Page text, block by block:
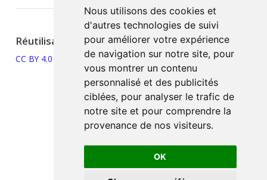
Nous utilisons des cookies et
d'autres technologies de suivi
pour améliorer votre expérience
de navigation sur notre site, pour
vous montrer un contenu
personnalisé et des publicités
ciblées, pour analyser le trafic de
notre site et pour comprendre la
provenance de nos visiteurs.
OK
Réutilisation
CC BY 4.0